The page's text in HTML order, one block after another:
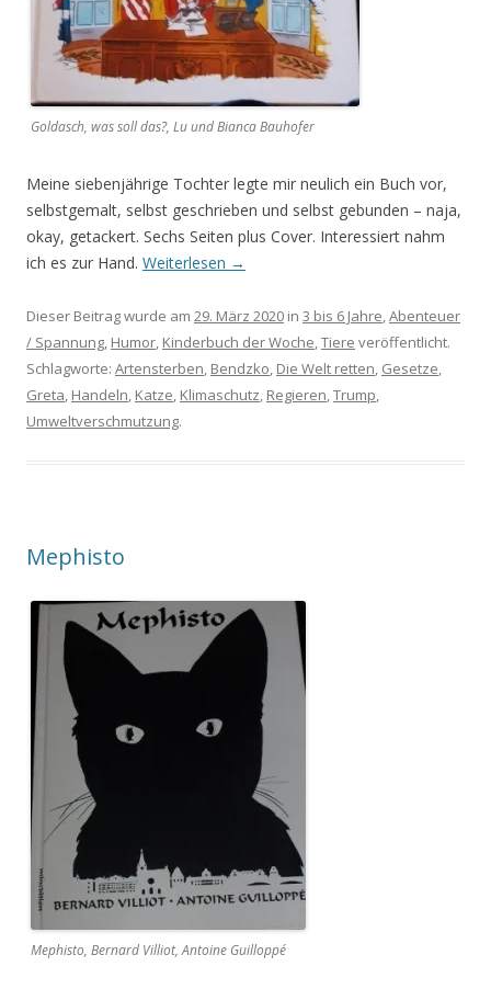
Goldasch, was soll das?, Lu und Bianca Bauhofer
Meine siebenjährige Tochter legte mir neulich ein Buch vor,
selbstgemalt, selbst geschrieben und selbst gebunden – naja,
okay, getackert. Sechs Seiten plus Cover. Interessiert nahm
ich es zur Hand. Weiterlesen →
Dieser Beitrag wurde am 29. März 2020 in 3 bis 6 Jahre,Abenteuer
/ Spannung, Humor, Kinderbuch der Woche,Tiere veröffentlicht.
Schlagworte: Artensterben, Bendzko, Die Welt retten, Gesetze,
Greta, Handeln, Katze, Klimaschutz, Regieren,Trump,
Umweltverschmutzung.
Mephisto
Mephisto, Bernard Villiot, Antoine Guilloppé